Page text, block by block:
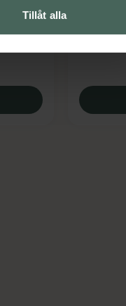
Tillåt alla